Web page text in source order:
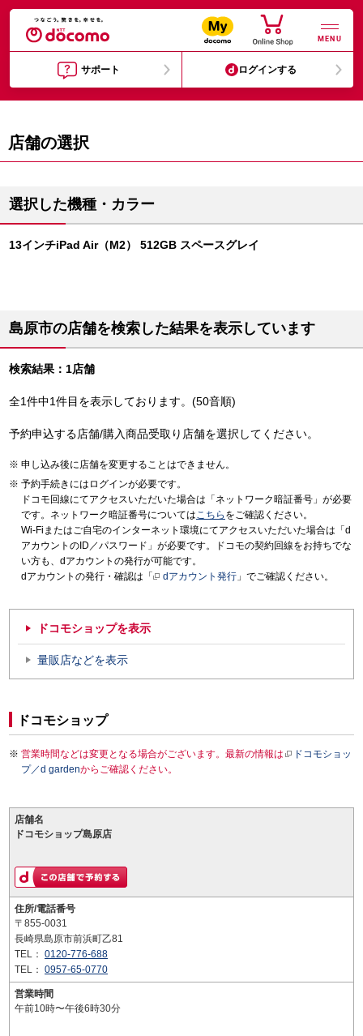
MENU
サポート ログインする
店舗の選択
選択した機種・カラー
13インチiPad Air（M2） 512GB スペースグレイ
島原市の店舗を検索した結果を表示しています
検索結果：1店舗
全1件中1件目を表示しております。(50音順)
予約申込する店舗/購入商品受取り店舗を選択してください。
申し込み後に店舗を変更することはできません。
予約手続きにはログインが必要です。
ドコモ回線にてアクセスいただいた場合は「ネットワーク暗証番号」が必要
です。ネットワーク暗証番号についてはこちら をご確認ください。
Wi-Fiまたはご自宅のインターネット環境にてアクセスいただいた場合は「d
アカウントのID／パスワード」が必要です。ドコモの契約回線をお持ちでな
い方も、dアカウントの発行が可能です。
dアカウントの発行・確認は「
dアカウント発行 」でご確認ください。
ドコモショップを表示
量販店などを表示
ドコモショップ
営業時間などは変更となる場合がございます。最新の情報は
ドコモショッ
プ／d gardenからご確認ください。
店舗名
ドコモショップ島原店
住所/電話番号
〒855-0031
長崎県島原市前浜町乙81
TEL： 0120-776-688
TEL： 0957-65-0770
営業時間
午前10時〜午後6時30分